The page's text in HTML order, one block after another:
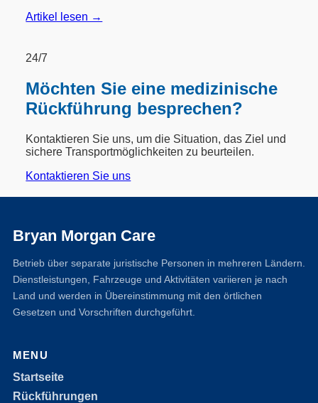
Artikel lesen →
24/7
Möchten Sie eine medizinische
Rückführung besprechen?
Kontaktieren Sie uns, um die Situation, das Ziel und
sichere Transportmöglichkeiten zu beurteilen.
Kontaktieren Sie uns
Bryan Morgan Care
Betrieb über separate juristische Personen in mehreren Ländern.
Dienstleistungen, Fahrzeuge und Aktivitäten variieren je nach
Land und werden in Übereinstimmung mit den örtlichen
Gesetzen und Vorschriften durchgeführt.
MENU
Startseite
Rückführungen